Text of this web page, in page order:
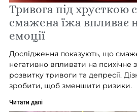
Тривога під хрусткою
смажена їжа впливає
емоції
Дослідження показують, що
негативно впливати на психічне
розвитку тривоги та депресії.
зробити, щоб зменшити ризики.
Читати далі